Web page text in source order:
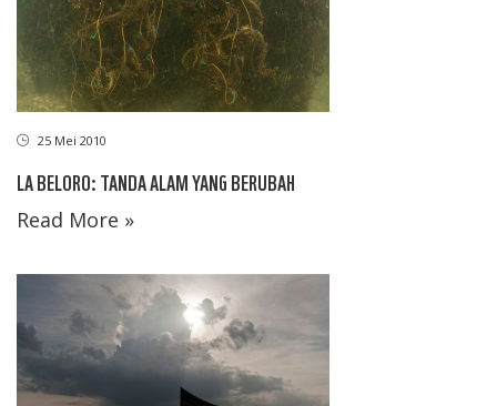
25 Mei 2010
LA BELORO: TANDA ALAM YANG BERUBAH
Read More »